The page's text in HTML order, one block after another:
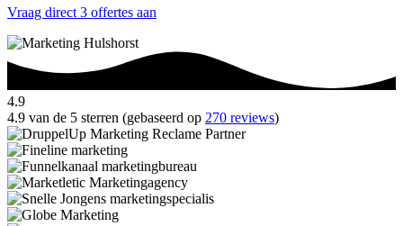
Vraag direct 3 offertes aan
4.9
4.9 van de 5 sterren (gebaseerd op 270 reviews)